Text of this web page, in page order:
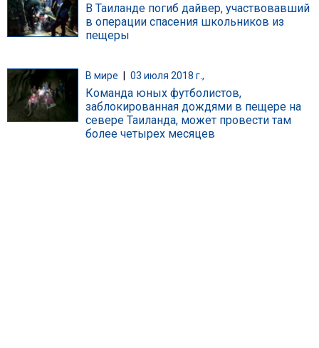
В Таиланде погиб дайвер, участвовавший
в операции спасения школьников из
пещеры
В мире 03 июля 2018 г.,
Команда юных футболистов,
заблокированная дождями в пещере на
севере Таиланда, может провести там
более четырех месяцев